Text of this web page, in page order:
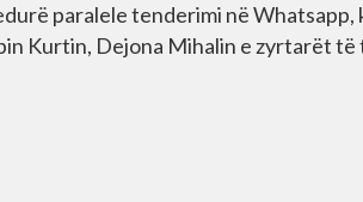
paralele tenderimi në Whatsapp,
Kurtin, Dejona Mihalin e zyrtarët